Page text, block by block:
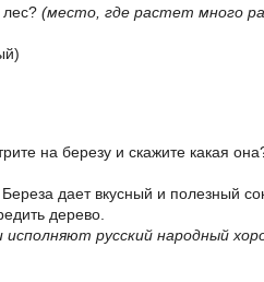
(место, где растет много
на березу и скажите какая
дает вкусный и полезный
дерево.
русский народный